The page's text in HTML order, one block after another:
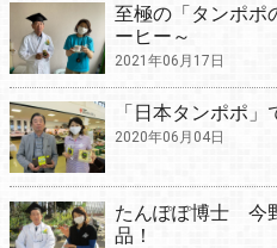
至極の「タンポポ
ーヒー～
2021年06月17日
「日本タンポポ」
2020年06月04日
たんぽぽ博士 今
品！